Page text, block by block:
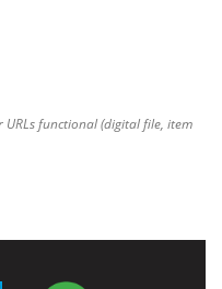
functional (digital file, item